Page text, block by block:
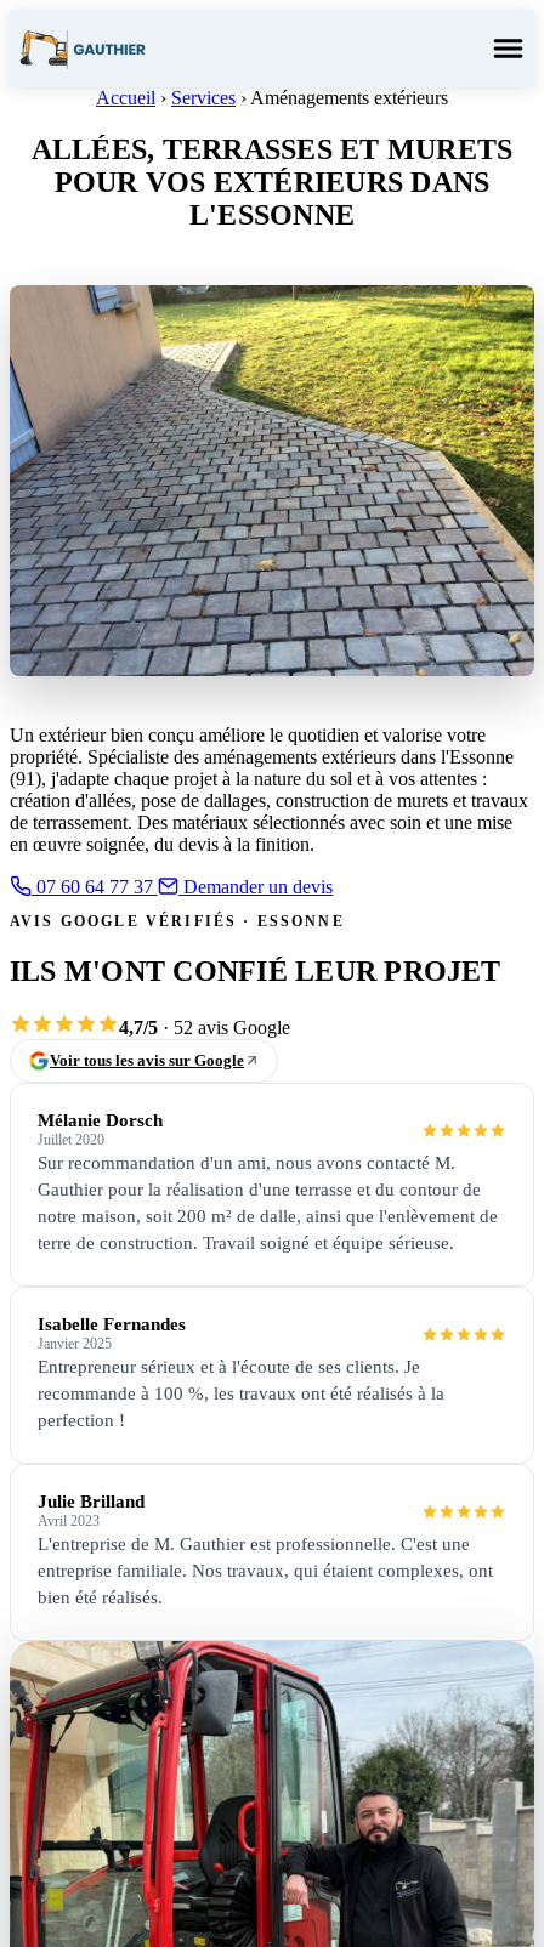
Menu
Accueil › Services › Aménagements extérieurs
ALLÉES, TERRASSES ET MURETS
POUR VOS EXTÉRIEURS DANS
L'ESSONNE
Un extérieur bien conçu améliore le quotidien et valorise votre
propriété. Spécialiste des aménagements extérieurs dans l'Essonne
(91), j'adapte chaque projet à la nature du sol et à vos attentes :
création d'allées, pose de dallages, construction de murets et travaux
de terrassement. Des matériaux sélectionnés avec soin et une mise
en œuvre soignée, du devis à la finition.
07 60 64 77 37 Demander un devis
AVIS GOOGLE VÉRIFIÉS · ESSONNE
ILS M'ONT CONFIÉ LEUR PROJET
4,7/5 · 52 avis Google
Voir tous les avis sur Google
Mélanie Dorsch
Juillet 2020
Sur recommandation d'un ami, nous avons contacté M.
Gauthier pour la réalisation d'une terrasse et du contour de
notre maison, soit 200 m² de dalle, ainsi que l'enlèvement de
terre de construction. Travail soigné et équipe sérieuse.
Isabelle Fernandes
Janvier 2025
Entrepreneur sérieux et à l'écoute de ses clients. Je
recommande à 100 %, les travaux ont été réalisés à la
perfection !
Julie Brilland
Avril 2023
L'entreprise de M. Gauthier est professionnelle. C'est une
entreprise familiale. Nos travaux, qui étaient complexes, ont
bien été réalisés.